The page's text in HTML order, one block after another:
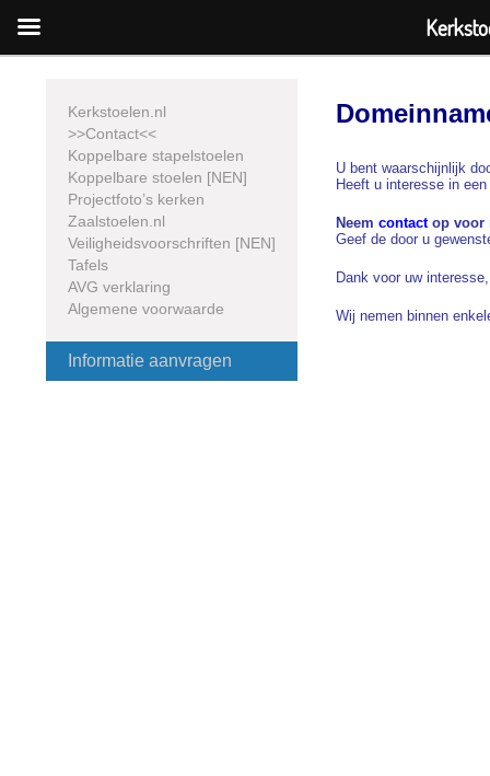
Skip
Kerkstoelen.nl
>>Contact<<
Koppelbare stapelstoelen
Koppelbare stoelen [NEN]
Projectfoto’s kerken
Zaalstoelen.nl
Veiligheidsvoorschriften [NEN]
Tafels
AVG verklaring
Algemene voorwaarde
Informatie aanvragen
U bent waarschijnlijk
Heeft u interesse in
Neem contactop voor
Geef de door u
Dank voor uw interesse,
Wij nemen binnen